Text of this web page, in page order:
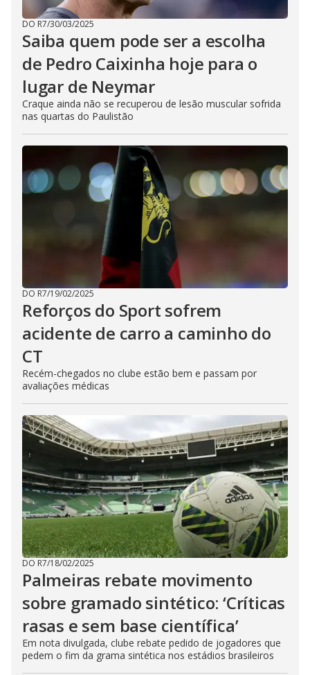
DO R7/30/03/2025
Saiba quem pode ser a escolha
de Pedro Caixinha hoje para o
lugar de Neymar
Craque ainda não se recuperou de lesão muscular sofrida
nas quartas do Paulistão
DO R7/19/02/2025
Reforços do Sport sofrem
acidente de carro a caminho do
CT
Recém-chegados no clube estão bem e passam por
avaliações médicas
DO R7/18/02/2025
Palmeiras rebate movimento
sobre gramado sintético: ‘Críticas
rasas e sem base científica’
Em nota divulgada, clube rebate pedido de jogadores que
pedem o fim da grama sintética nos estádios brasileiros